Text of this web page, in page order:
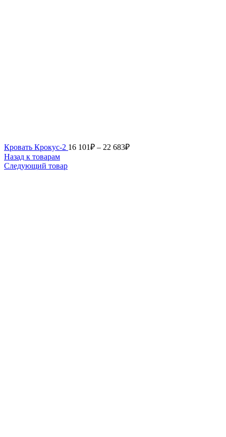
Кровать Крокус-2 16 101₽ – 22 683₽
Назад к товарам
Следующий товар